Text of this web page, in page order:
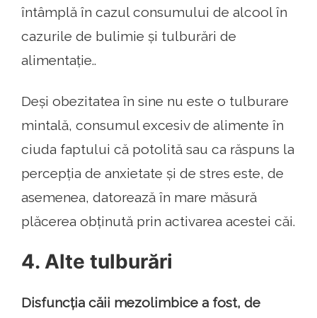
întâmplă în cazul consumului de alcool în
cazurile de bulimie și tulburări de
alimentație..
Deși obezitatea în sine nu este o tulburare
mintală, consumul excesiv de alimente în
ciuda faptului că potolită sau ca răspuns la
percepția de anxietate și de stres este, de
asemenea, datorează în mare măsură
plăcerea obținută prin activarea acestei căi.
4. Alte tulburări
Disfuncția căii mezolimbice a fost, de